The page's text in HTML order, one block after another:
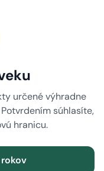
určené výhradne
súhlasíte,
hranicu.
rokov
Filter